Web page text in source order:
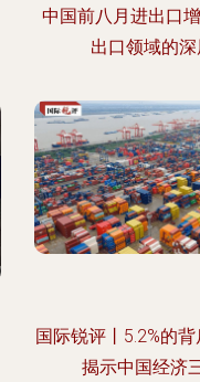
中国前八月进出口
出口领域的
国际锐评丨5.2%的
揭示中国经济